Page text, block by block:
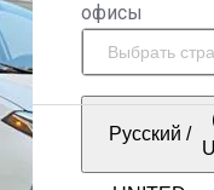
офисы
Русский /